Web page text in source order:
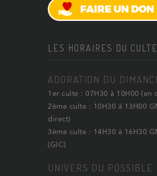
LES HORAIRES DU CULTE
ADORATION DU
1er culte : 07H30 à 10H00 (en
2ème culte : 10H30 à 13H00
direct)
3ème culte : 14H30 à 16H30
(GIC)
UNIVERS DU POSSIBLE